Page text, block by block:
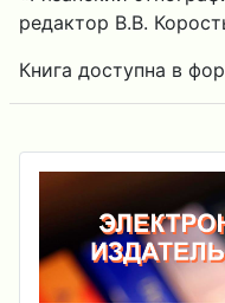
редактор В.В.
Книга доступна в